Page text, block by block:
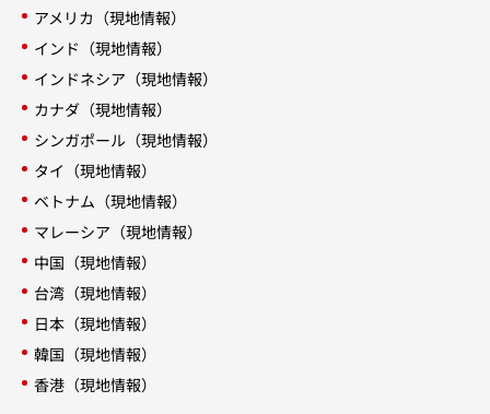
アメリカ（現地情報）
インド（現地情報）
インドネシア（現地情報）
カナダ（現地情報）
シンガポール（現地情報）
タイ（現地情報）
ベトナム（現地情報）
マレーシア（現地情報）
中国（現地情報）
台湾（現地情報）
日本（現地情報）
韓国（現地情報）
香港（現地情報）